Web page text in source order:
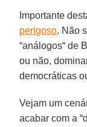
Importante
perigoso. Não
“análogos“ de
ou não,
democráticas
Vejam um
acabar com a